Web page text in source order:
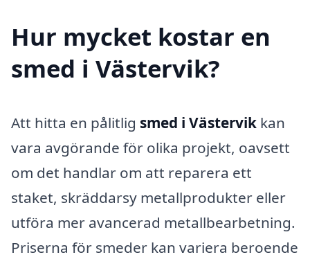
Hur mycket kostar en
smed i Västervik?
Att hitta en pålitlig smed i Västervik kan
vara avgörande för olika projekt, oavsett
om det handlar om att reparera ett
staket, skräddarsy metallprodukter eller
utföra mer avancerad metallbearbetning.
Priserna för smeder kan variera beroende